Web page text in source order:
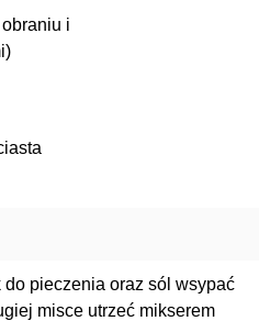
i
do pieczenia oraz sól wsypać
misce utrzeć mikserem